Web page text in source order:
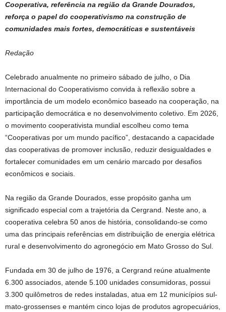
at
s
p
p
c
e
o
k
p
y
k
t
Cooperativa, referência na região da Grande Dourados,
reforça o papel do cooperativismo na construção de
comunidades mais fortes, democráticas e sustentáveis
Redação
Celebrado anualmente no primeiro sábado de julho, o Dia
Internacional do Cooperativismo convida à reflexão sobre a
importância de um modelo econômico baseado na cooperação, na
participação democrática e no desenvolvimento coletivo. Em 2026,
o movimento cooperativista mundial escolheu como tema
“Cooperativas por um mundo pacífico”, destacando a capacidade
das cooperativas de promover inclusão, reduzir desigualdades e
fortalecer comunidades em um cenário marcado por desafios
econômicos e sociais.
Na região da Grande Dourados, esse propósito ganha um
significado especial com a trajetória da Cergrand. Neste ano, a
cooperativa celebra 50 anos de história, consolidando-se como
uma das principais referências em distribuição de energia elétrica
rural e desenvolvimento do agronegócio em Mato Grosso do Sul.
Fundada em 30 de julho de 1976, a Cergrand reúne atualmente
6.300 associados, atende 5.100 unidades consumidoras, possui
3.300 quilômetros de redes instaladas, atua em 12 municípios sul-
mato-grossenses e mantém cinco lojas de produtos agropecuários,